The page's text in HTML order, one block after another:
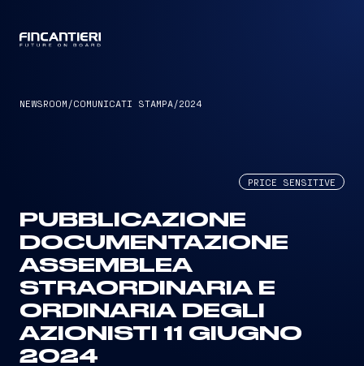
NEWSROOM /COMUNICATI STAMPA/2024
PRICE SENSITIVE
PUBBLICAZIONE
DOCUMENTAZIONE
ASSEMBLEA
STRAORDINARIA E
ORDINARIA DEGLI
AZIONISTI 11 GIUGNO
2024